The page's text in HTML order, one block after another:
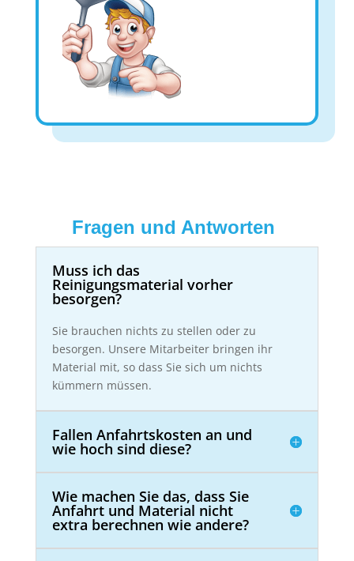
Fragen und Antworten
Muss ich das
Reinigungsmaterial vorher
besorgen?
Sie brauchen nichts zu stellen oder zu
besorgen. Unsere Mitarbeiter bringen ihr
Material mit, so dass Sie sich um nichts
kümmern müssen.
Fallen Anfahrtskosten an und
wie hoch sind diese?
Wie machen Sie das, dass Sie
Anfahrt und Material nicht
extra berechnen wie andere?